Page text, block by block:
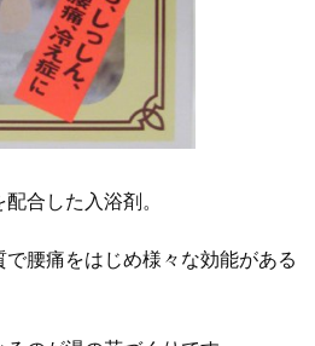
合した入浴剤。
腰痛をはじめ様々な効能がある